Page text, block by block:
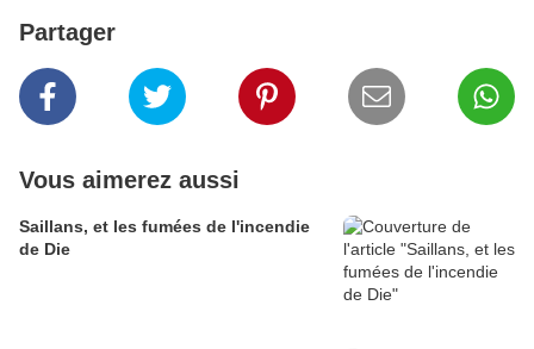
Partager
Vous aimerez aussi
Saillans, et les fumées de l'incendie
de Die